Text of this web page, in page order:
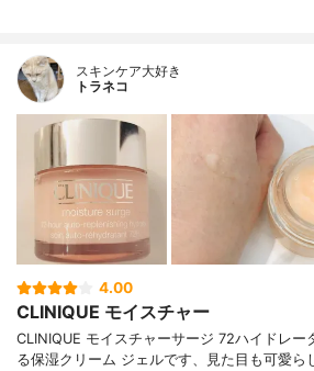
スキンケア大好き
トラネコ
4.00
CLINIQUE モイスチャー
CLINIQUE モイスチャーサージ 72ハイドレー
る保湿クリーム ジェルです、見た目も可愛ら